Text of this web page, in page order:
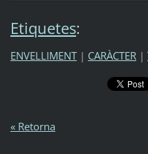
Etiquetes:
ENVELLIMENT | CARÀCTER |
« Retorna